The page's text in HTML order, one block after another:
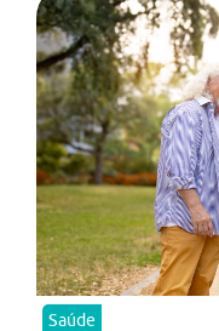
Saúde